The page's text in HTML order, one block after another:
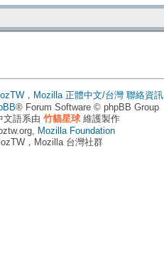
，Mozilla 正體中文/台灣 聯絡資訊
® Forum Software © phpBB Group
文語系由 竹貓星球維護製作
Mozilla Foundation
，Mozilla 台灣社群